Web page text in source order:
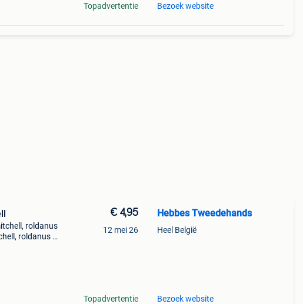
Topadvertentie Bezoek website
roldanus
roldanus jr
€ 4,95
12 mei 26
Topadvertentie
Hebbes Tweedehands
Heel België
Bezoek website